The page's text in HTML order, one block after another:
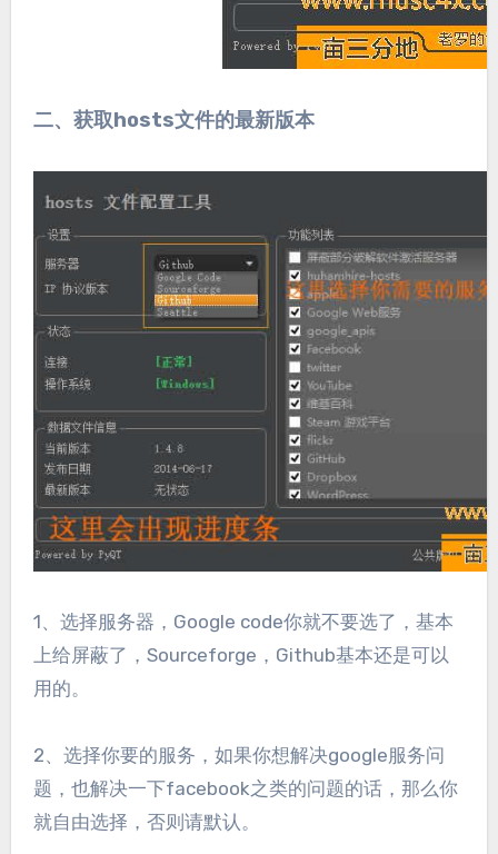
二、获取hosts文件的最新版本
1、选择服务器，Google code你就不要选了，基本
上给屏蔽了，Sourceforge，Github基本还是可以
用的。
2、选择你要的服务，如果你想解决google服务问
题，也解决一下facebook之类的问题的话，那么你
就自由选择，否则请默认。